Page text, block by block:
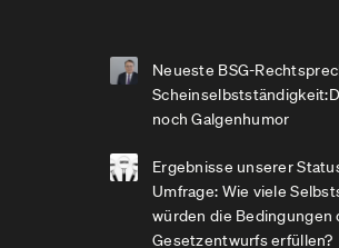
Neueste BSG-
noch Galgenhumor
Ergebnisse unserer
Umfrage: Wie viele
würden die Bedingungen
Gesetzentwurfs erfüllen?